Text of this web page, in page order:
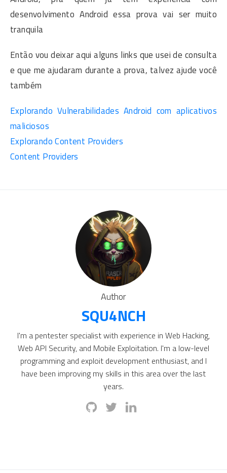
desenvolvimento Android essa prova vai ser muito
tranquila
Então vou deixar aqui alguns links que usei de consulta
e que me ajudaram durante a prova, talvez ajude você
também
Explorando Vulnerabilidades Android com aplicativos
maliciosos
Explorando Content Providers
Content Providers
Author
SQU4NCH
I'm a pentester specialist with experience in Web Hacking,
Web API Security, and Mobile Exploitation. I'm a low-level
programming and exploit development enthusiast, and I
have been improving my skills in this area over the last
years.